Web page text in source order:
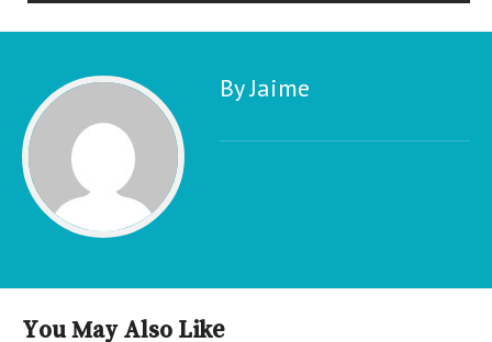
By Jaime
You May Also Like